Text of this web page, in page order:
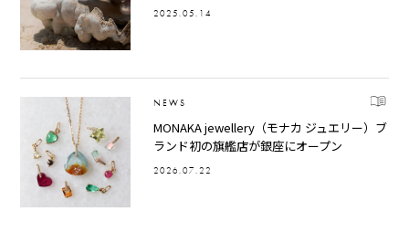
2025.05.14
NEWS
MONAKA jewellery（モナカ ジュエリー）ブ
ランド初の旗艦店が銀座にオープン
2026.07.22